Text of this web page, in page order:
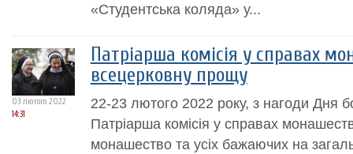
«Студентська коляда» у...
03 лютого 2022
14:31
Патріарша комісія у справах
всецерковну прощу
22-23 лютого 2022 року, з нагоди Дня
Патріарша комісія у справах
монашество та усіх бажаючих на